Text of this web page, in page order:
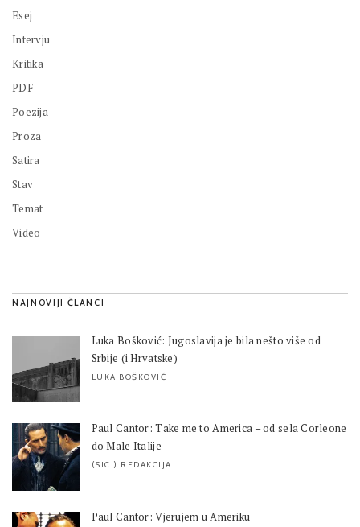
Esej
Intervju
Kritika
PDF
Poezija
Proza
Satira
Stav
Temat
Video
NAJNOVIJI ČLANCI
Luka Bošković: Jugoslavija je bila nešto više od
Srbije (i Hrvatske)
LUKA BOŠKOVIĆ
Paul Cantor: Take me to America – od sela Corleone
do Male Italije
(SIC!) REDAKCIJA
Paul Cantor: Vjerujem u Ameriku